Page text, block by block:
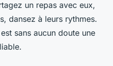
un repas avec eux,
dansez à leurs rythmes.
sans aucun doute une